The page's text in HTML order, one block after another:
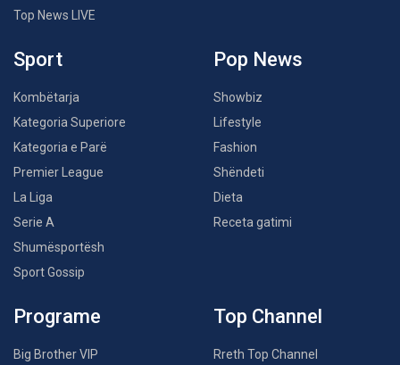
Top News LIVE
Sport
Kombëtarja
Kategoria Superiore
Kategoria e Parë
Premier League
La Liga
Serie A
Shumësportësh
Sport Gossip
Pop News
Showbiz
Lifestyle
Fashion
Shëndeti
Dieta
Receta gatimi
Programe
Big Brother VIP
Top Channel
Rreth Top Channel